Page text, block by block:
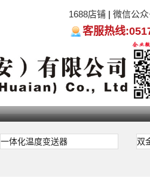
1688店铺 | 微信公众
客服热线
一体化温度变送器
双